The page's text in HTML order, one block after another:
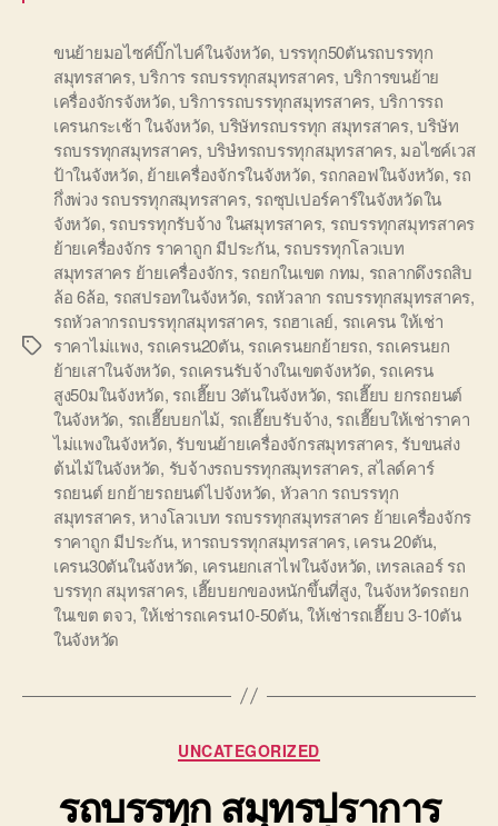
Tags
ขนย้ายมอไซค์บิ๊กไบค์ในจังหวัด, บรรทุก50ตันรถบรรทุก
สมุทรสาคร,บริการ รถบรรทุกสมุทรสาคร, บริการขนย้าย
เครื่องจักรจังหวัด,บริการรถบรรทุกสมุทรสาคร, บริการรถ
เครนกระเช้า ในจังหวัด, บริษัทรถบรรทุก สมุทรสาคร,บริษัท
รถบรรทุกสมุทรสาคร, บริษํทรถบรรทุกสมุทรสาคร, มอไซค์เวส
ป้าในจังหวัด, ย้ายเครื่องจักรในจังหวัด, รถกลอฟในจังหวัด, รถ
กึ่งพ่วง รถบรรทุกสมุทรสาคร, รถซุปเปอร์คาร์ในจังหวัดใน
จังหวัด, รถบรรทุกรับจ้าง ในสมุทรสาคร, รถบรรทุกสมุทรสาคร
ย้ายเครื่องจักร ราคาถูก มีประกัน, รถบรรทุกโลวเบท
สมุทรสาคร ย้ายเครื่องจักร, รถยกในเขต กทม, รถลากดึงรถสิบ
ล้อ 6ล้อ, รถสปรอทในจังหวัด, รถหัวลาก รถบรรทุกสมุทรสาคร,
รถหัวลากรถบรรทุกสมุทรสาคร, รถฮาเลย์, รถเครน ให้เช่า
ราคาไม่แพง, รถเครน20ตัน, รถเครนยกย้ายรถ, รถเครนยก
ย้ายเสาในจังหวัด, รถเครนรับจ้างในเขตจังหวัด, รถเครน
สูง50มในจังหวัด, รถเฮี๊ยบ 3ตันในจังหวัด, รถเฮี๊ยบ ยกรถยนต์
ในจังหวัด, รถเฮี๊ยบยกไม้, รถเฮี๊ยบรับจ้าง, รถเฮี๊ยบให้เช่าราคา
ไม่แพงในจังหวัด, รับขนย้ายเครื่องจักรสมุทรสาคร, รับขนส่ง
ต้นไม้ในจังหวัด, รับจ้างรถบรรทุกสมุทรสาคร, สไลด์คาร์
รถยนต์ ยกย้ายรถยนต์ไปจังหวัด, หัวลาก รถบรรทุก
สมุทรสาคร,หางโลวเบท รถบรรทุกสมุทรสาคร ย้ายเครื่องจักร
ราคาถูก มีประกัน,หารถบรรทุกสมุทรสาคร, เครน 20ตัน,
เครน30ตันในจังหวัด, เครนยกเสาไฟในจังหวัด, เทรลเลอร์ รถ
บรรทุก สมุทรสาคร, เฮี๊ยบยกของหนักขึ้นที่สูง,ในจังหวัดรถยก
ในเขต ตจว,ให้เช่ารถเครน10-50ตัน,ให้เช่ารถเฮี๊ยบ 3-10ตัน
ในจังหวัด
Categories
UNCATEGORIZED
รถบรรทุก สมุทรปราการ